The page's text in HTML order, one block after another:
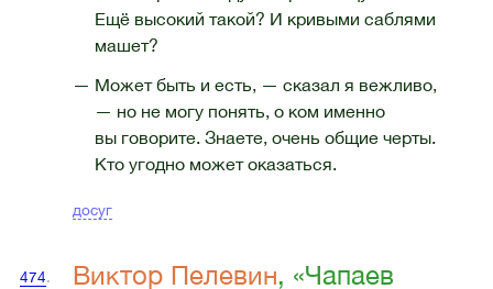
Ещё высокий такой? И кривыми саблями
машет?
— Может быть и есть, — сказал я вежливо,
— но не могу понять, о ком именно
вы говорите. Знаете, очень общие черты.
Кто угодно может оказаться.
досуг
474. Виктор Пелевин, «Чапаев